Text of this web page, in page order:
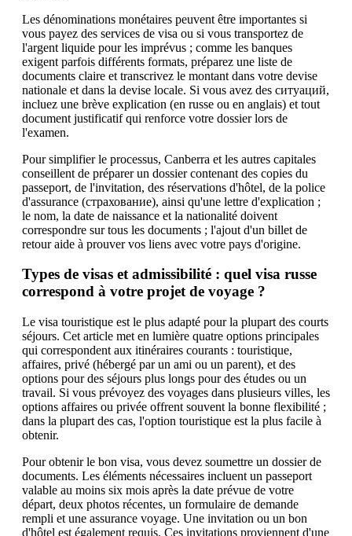
Les dénominations monétaires peuvent être importantes si
vous payez des services de visa ou si vous transportez de
l'argent liquide pour les imprévus ; comme les banques
exigent parfois différents formats, préparez une liste de
documents claire et transcrivez le montant dans votre devise
nationale et dans la devise locale. Si vous avez des ситуаций,
incluez une brève explication (en russe ou en anglais) et tout
document justificatif qui renforce votre dossier lors de
l'examen.
Pour simplifier le processus, Canberra et les autres capitales
conseillent de préparer un dossier contenant des copies du
passeport, de l'invitation, des réservations d'hôtel, de la police
d'assurance (страхование), ainsi qu'une lettre d'explication ;
le nom, la date de naissance et la nationalité doivent
correspondre sur tous les documents ; l'ajout d'un billet de
retour aide à prouver vos liens avec votre pays d'origine.
Types de visas et admissibilité : quel visa russe
correspond à votre projet de voyage ?
Le visa touristique est le plus adapté pour la plupart des courts
séjours. Cet article met en lumière quatre options principales
qui correspondent aux itinéraires courants : touristique,
affaires, privé (hébergé par un ami ou un parent), et des
options pour des séjours plus longs pour des études ou un
travail. Si vous prévoyez des voyages dans plusieurs villes, les
options affaires ou privée offrent souvent la bonne flexibilité ;
dans la plupart des cas, l'option touristique est la plus facile à
obtenir.
Pour obtenir le bon visa, vous devez soumettre un dossier de
documents. Les éléments nécessaires incluent un passeport
valable au moins six mois après la date prévue de votre
départ, deux photos récentes, un formulaire de demande
rempli et une assurance voyage. Une invitation ou un bon
d'hôtel est également requis. Ces invitations proviennent d'une